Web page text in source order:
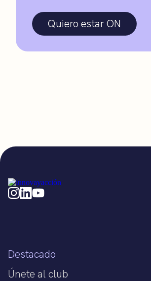
Quiero estar ON
Destacado
Únete al club